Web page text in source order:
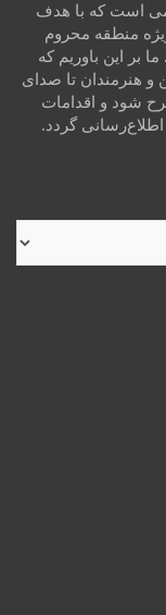
است که با هدف
منطقه محروم
بر این باوریم که
و هنرمندان تا صدای
شود و اقدامات
گردد.